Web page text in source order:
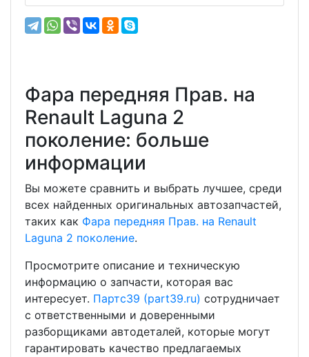
Фара передняя Прав. на
Renault Laguna 2
поколение: больше
информации
Вы можете сравнить и выбрать лучшее, среди
всех найденных оригинальных автозапчастей,
таких как Фара передняя Прав. на Renault
Laguna 2 поколение.
Просмотрите описание и техническую
информацию о запчасти, которая вас
интересует. Партс39 (part39.ru) сотрудничает
с ответственными и доверенными
разборщиками автодеталей, которые могут
гарантировать качество предлагаемых